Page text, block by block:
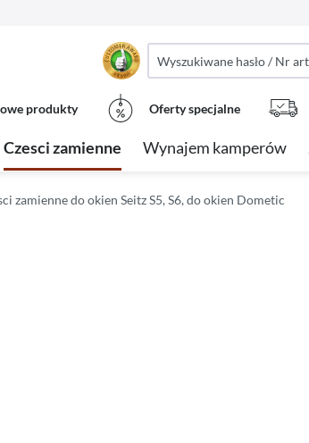
produkty Oferty specjalne
Czesci zamienne Wynajem kamperów
zamienne do okien Seitz S5, S6, do okien Dometic